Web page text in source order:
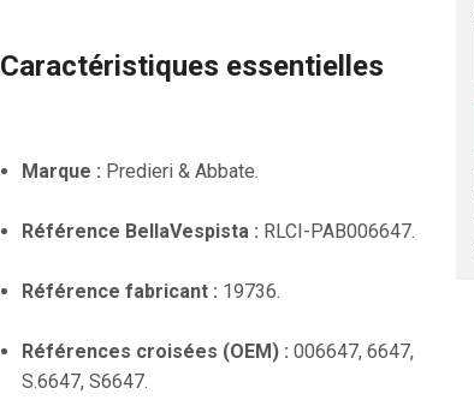
Caractéristiques essentielles
Marque : Predieri & Abbate.
Référence BellaVespista : RLCI-PAB006647.
Référence fabricant : 19736.
Références croisées (OEM) : 006647, 6647,
S.6647, S6647.